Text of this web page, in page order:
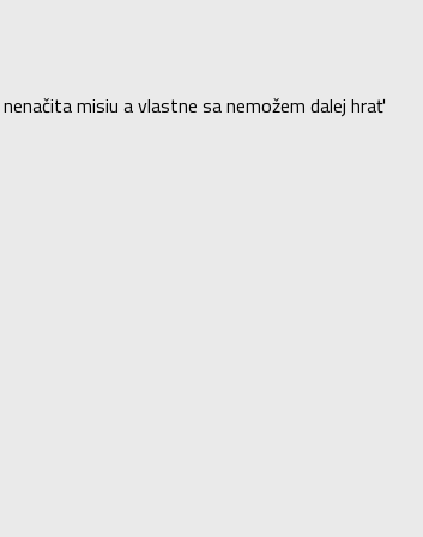
misiu a vlastne sa nemožem dalej hrať